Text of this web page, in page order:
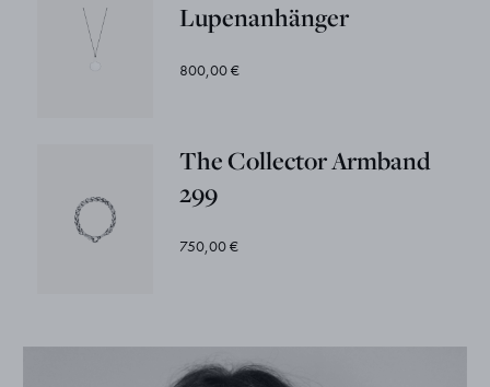
Lupenanhänger
800,00 €
The Collector Armband
299
750,00 €